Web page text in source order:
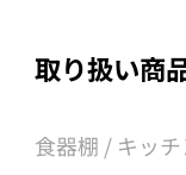
取り扱い商
食器棚 / キッ